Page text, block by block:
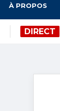
À PROPOS
DIRECT